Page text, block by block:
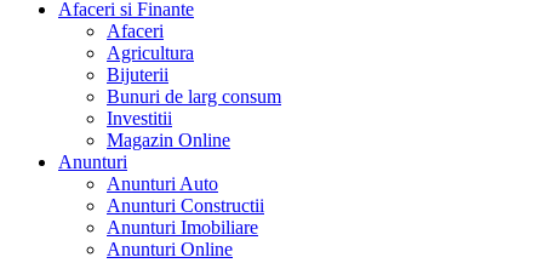
Afaceri si Finante
Afaceri
Agricultura
Bijuterii
Bunuri de larg consum
Investitii
Magazin Online
Anunturi
Anunturi Auto
Anunturi Constructii
Anunturi Imobiliare
Anunturi Online